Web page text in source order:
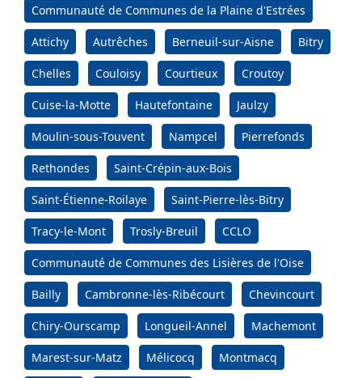
Communauté de Communes de la Plaine d'Estrées
Attichy Autrêches Berneuil-sur-Aisne Bitry
Chelles Couloisy Courtieux Croutoy
Cuise-la-Motte Hautefontaine Jaulzy
Moulin-sous-Touvent Nampcel Pierrefonds
Rethondes Saint-Crépin-aux-Bois
Saint-Étienne-Roilaye Saint-Pierre-lès-Bitry
Tracy-le-Mont Trosly-Breuil CCLO
Communauté de Communes des Lisières de l'Oise
Bailly Cambronne-lès-Ribécourt Chevincourt
Chiry-Ourscamp Longueil-Annel Machemont
Marest-sur-Matz Mélicocq Montmacq